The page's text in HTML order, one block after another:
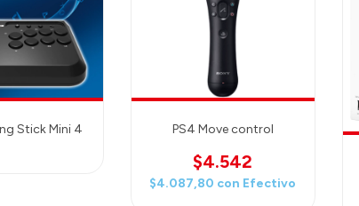
Stick Mini 4 PS4 Move control
$4.542
$4.087,80 con Efectivo